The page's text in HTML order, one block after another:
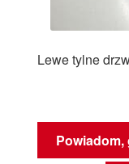
Lewe tylne